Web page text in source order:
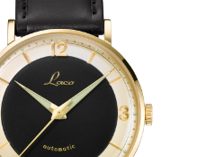
クロノグラフウ
ォッチ
ネイビーウォッ
チ